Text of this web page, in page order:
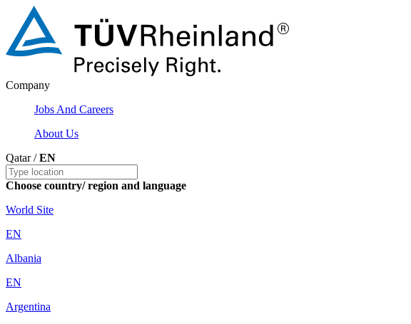
Company
Jobs And Careers
About Us
Qatar /EN
Choose country/ region and language
World Site
EN
Albania
EN
Argentina